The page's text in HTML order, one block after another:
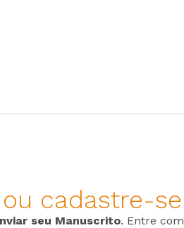
cadastre-se
seu Manuscrito. Entre com